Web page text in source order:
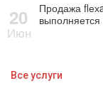
20
Июн
Продажа
Все услуги